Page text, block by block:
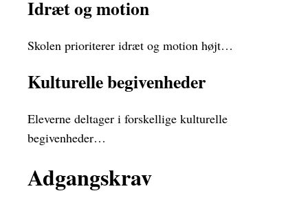
Idræt og motion
Skolen prioriterer idræt og motion højt…
Kulturelle begivenheder
Eleverne deltager i forskellige kulturelle
begivenheder…
Adgangskrav